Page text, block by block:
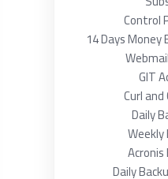
Control
14 Days Money
GIT
Curl and
Daily
Weekly
Acronis
Daily